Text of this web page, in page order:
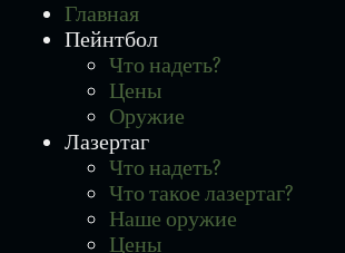
Главная
Пейнтбол
Что надеть?
Цены
Оружие
Лазертаг
Что надеть?
Что такое лазертаг?
Наше оружие
Цены